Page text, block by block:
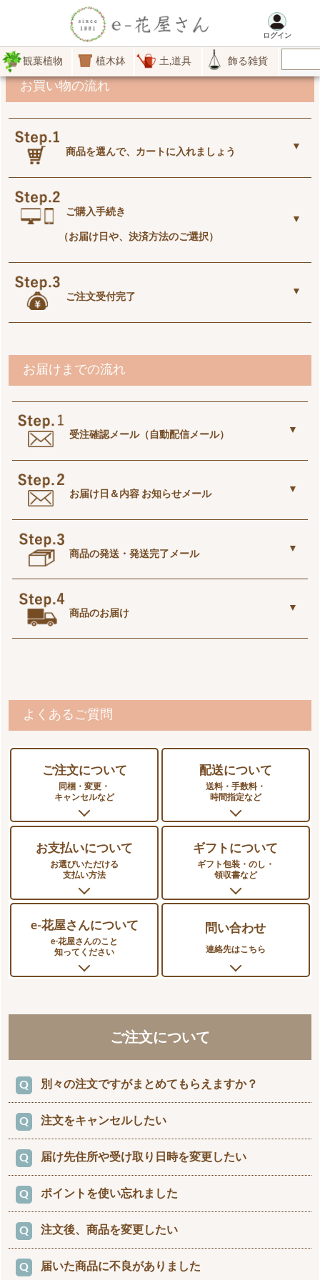
ログイン
観葉植物 植木鉢 土,道具 飾る雑貨
ご利用ガイド
お買い物の流れ
商品を選んで、カートに入れましょう
好みの商品が見つかったら
を！
後で削除もできますので、気軽にカートに入れてくださ
（カートに入れただけでは、商品の確保はまだされてい
ません。在庫には限りがありますのでお早めに！）
ご購入手続き
（お届け日や、決済方法のご選択）
すべての商品をカートに入れ終わったら、中身の確認。
内容が良ければ、購入STEPへ！
ご注文受付完了
お届けまでの流れ
受注確認メール（自動配信メール）
ご注文完了後すぐに
【e-花屋さん】ご注文ありがとうございます
かない可能性があります。
お届け日＆内容 お知らせメール
ご注文から1～2日以内に
ご注文のお礼と「お届け日」について
・ご注文の最終内容、お代金
・お届け日時
・配送先
商品の発送・発送完了メール
出荷手配が完了次第、
商品の発送が完了しました
商品のお届け
よくあるご質問
ご注文について
同梱・変更・
キャンセルなど
配送について
送料・手数料・
時間指定など
お支払いについて
お選びいただける
支払い方法
ギフトについて
ギフト包装・のし・
領収書など
e-花屋さんについて
e-花屋さんのこと
知ってください
問い合わせ
連絡先はこちら
ご注文について
別々の注文ですがまとめてもらえますか？
キャンセルののち、新たに注文をし直してくださ
い。
システム上、複数のご注文をまとめることができませ
ん。 まず、弊社へキャンセルのご連絡を頂き、正し
いご注文をし直してください。
注文をキャンセルしたい
商品の発送手配前でしたら、お受けさせていただ
きます。
まず状況を確認させていただきますので、発送日前日
までにお電話・メールにてご連絡下さい。状況に応
じ、対応させていただきます。
届け先住所や受け取り日時を変更したい
商品の発送手配前でしたら、お受けさせていただ
きます。
まず状況を確認させていただきますので、発送日前日
までにお電話・メールにてご連絡下さい。状況に応
じ、対応させていただきます。
ポイントを使い忘れました
大変お手数ではございますが、まず、弊社へキャンセ
ルのご連絡を頂き、再度ポイントをご利用の上、ご注
文下さいませ。
注文後、商品を変更したい
システム上、商品の変更はできかねますので、キ
届いた商品に不良がありました